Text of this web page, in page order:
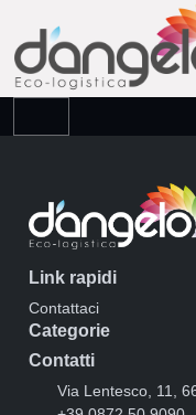
Link rapidi
Contattaci
Categorie
Contatti
Via Lentesco, 11,